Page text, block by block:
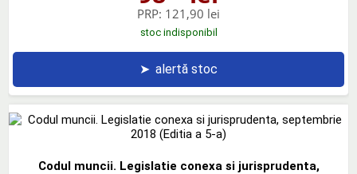
PRP: 121,90 lei
stoc indisponibil
➤ alertă stoc
Codul muncii. Legislatie conexa si jurisprudenta,